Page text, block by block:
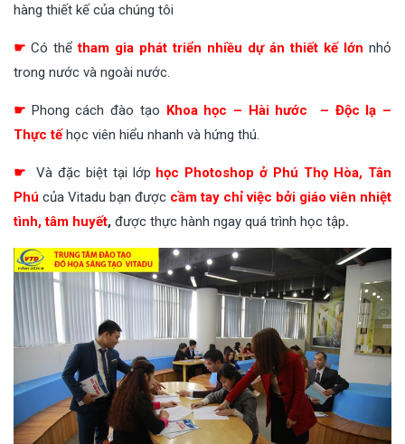
hàng thiết kế của chúng tôi
☛ Có thểtham gia phát triển nhiều dự án thiết kế lớn nhỏ
trong nước và ngoài nước.
☛ Phong cách đào tạo Khoa học – Hài hước – Độc lạ –
Thực tế học viên hiểu nhanh và hứng thú.
☛ Và đặc biệt tại lớp học Photoshop ở Phú Thọ Hòa, Tân
Phú của Vitadu bạn được cầm tay chỉ việc bởi giáo viên nhiệt
tình, tâm huyết, được thực hành ngay quá trình học tập.